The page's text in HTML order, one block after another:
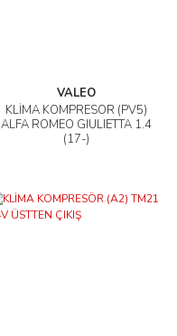
VALEO
KLİMA KOMPRESÖR (PV5)
ALFA ROMEO GIULIETTA 1.4
(17-)